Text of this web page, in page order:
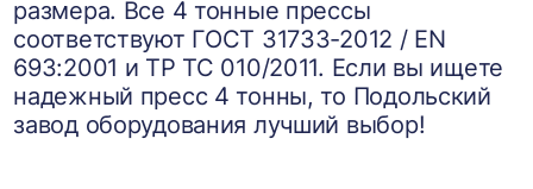
размера. Все 4 тонные прессы
соответствуют ГОСТ 31733-2012 / EN
693:2001 и ТР ТС 010/2011. Если вы ищете
надежный пресс 4 тонны, то Подольский
завод оборудования лучший выбор!